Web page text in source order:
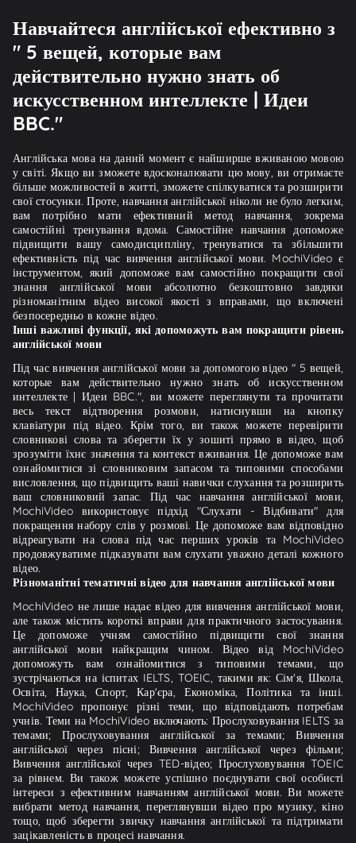
Навчайтеся англійської ефективно з
" 5 вещей, которые вам
действительно нужно знать об
искусственном интеллекте | Идеи
BBC."
Англійська мова на даний момент є найширше вживаною мовою
у світі. Якщо ви зможете вдосконалювати цю мову, ви отримаєте
більше можливостей в житті, зможете спілкуватися та розширити
свої стосунки. Проте, навчання англійської ніколи не було легким,
вам потрібно мати ефективний метод навчання, зокрема
самостійні тренування вдома. Самостійне навчання допоможе
підвищити вашу самодисципліну, тренуватися та збільшити
ефективність під час вивчення англійської мови. MochiVideo є
інструментом, який допоможе вам самостійно покращити свої
знання англійської мови абсолютно безкоштовно завдяки
різноманітним відео високої якості з вправами, що включені
безпосередньо в кожне відео.
Інші важливі функції, які допоможуть вам покращити рівень
англійської мови
Під час вивчення англійської мови за допомогою відео " 5 вещей,
которые вам действительно нужно знать об искусственном
интеллекте | Идеи BBC.", ви можете переглянути та прочитати
весь текст відтворення розмови, натиснувши на кнопку
клавіатури під відео. Крім того, ви також можете перевірити
словникові слова та зберегти їх у зошиті прямо в відео, щоб
зрозуміти їхнє значення та контекст вживання. Це допоможе вам
ознайомитися зі словниковим запасом та типовими способами
висловлення, що підвищить ваші навички слухання та розширить
ваш словниковий запас. Під час навчання англійської мови,
MochiVideo використовує підхід "Слухати - Відбивати" для
покращення набору слів у розмові. Це допоможе вам відповідно
відреагувати на слова під час перших уроків та MochiVideo
продовжуватиме підказувати вам слухати уважно деталі кожного
відео.
Різноманітні тематичні відео для навчання англійської мови
MochiVideo не лише надає відео для вивчення англійської мови,
але також містить короткі вправи для практичного застосування.
Це допоможе учням самостійно підвищити свої знання
англійської мови найкращим чином. Відео від MochiVideo
допоможуть вам ознайомитися з типовими темами, що
зустрічаються на іспитах IELTS, TOEIC, такими як: Сім'я, Школа,
Освіта, Наука, Спорт, Кар'єра, Економіка, Політика та інші.
MochiVideo пропонує різні теми, що відповідають потребам
учнів. Теми на MochiVideo включають: Прослуховування IELTS за
темами; Прослуховування англійської за темами; Вивчення
англійської через пісні; Вивчення англійської через фільми;
Вивчення англійської через TED-відео; Прослуховування TOEIC
за рівнем. Ви також можете успішно поєднувати свої особисті
інтереси з ефективним навчанням англійської мови. Ви можете
вибрати метод навчання, переглянувши відео про музику, кіно
тощо, щоб зберегти звичку навчання англійської та підтримати
зацікавленість в процесі навчання.